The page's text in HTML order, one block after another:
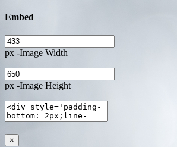
Embed
px -Image Width
px -Image Height
×